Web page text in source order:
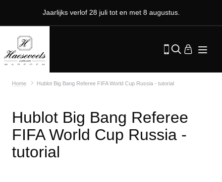
Jaarlijks verlof 28 juli tot en met 8 augustus.
Home Hublot Big Bang Referee FIFA World Cup Russia - tutorial
Hublot Big Bang Referee
FIFA World Cup Russia -
tutorial